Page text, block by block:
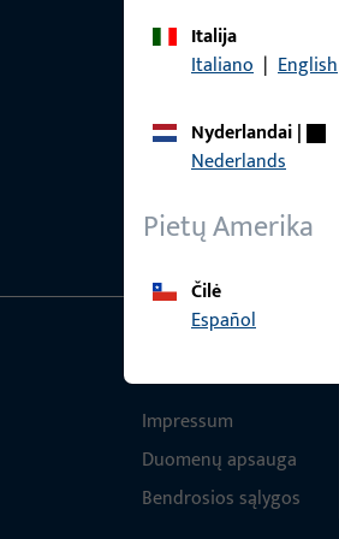
Italija
Italiano | English
Nyderlandai|
Nederlands
Pietų Amerika
Čilė
Español
Impressum
Duomenų apsauga
Bendrosios sąlygos